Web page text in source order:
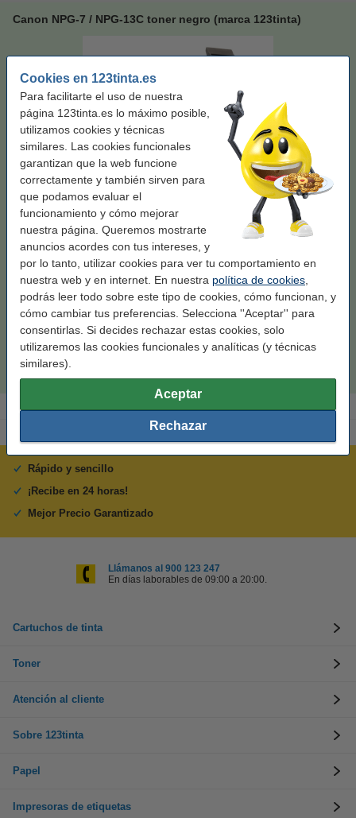
Cookies en 123tinta.es
Para facilitarte el uso de nuestra
página 123tinta.es lo máximo posible,
utilizamos cookies y técnicas
similares. Las cookies funcionales
garantizan que la web funcione
correctamente y también sirven para
que podamos evaluar el
funcionamiento y cómo mejorar
nuestra página. Queremos mostrarte
anuncios acordes con tus intereses, y
por lo tanto, utilizar cookies para ver tu comportamiento en
nuestra web y en internet. En nuestra política de cookies
podrás leer todo sobre este tipo de cookies, cómo funcionan, y
cómo cambiar tus preferencias. Selecciona ''Aceptar'' para
consentirlas. Si decides rechazar estas cookies, solo
utilizaremos las cookies funcionales y analíticas (y técnicas
similares).
Aceptar
Rechazar
Canon NPG-7 / NPG-13C toner negro (marca 123tinta)
Color: negro Tipo: toner Modelo: XL Capacidad: ± 11.500 páginas
Ver características y descripción
¡Ahorra casi un 75%en costes de impresión!
En almacén externo
0,001 €
9,50 €
Rápido y sencillo
¡Recibe en 24 horas!
Mejor Precio Garantizado
Llámanos al 900 123 247
En días laborables de 09:00 a 20:00.
Cartuchos de tinta
Toner
Atención al cliente
Sobre 123tinta
Papel
Impresoras de etiquetas